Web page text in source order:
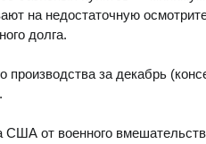
на недостаточную
долга.
за декабрь
США от военного